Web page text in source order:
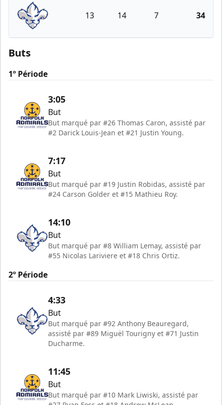
Trois-Rivières Lions
13 14 7 34
Buts
1º Période
3:05
But
But marqué par #26 Thomas Caron, assisté par
#2 Darick Louis-Jean et #21 Justin Young.
7:17
But
But marqué par #19 Justin Robidas, assisté par
#24 Carson Golder et #15 Mathieu Roy.
14:10
But
But marqué par #8 William Lemay, assisté par
#55 Nicolas Lariviere et #18 Chris Ortiz.
2º Période
4:33
But
But marqué par #92 Anthony Beauregard,
assisté par #89 Miguël Tourigny et #71 Justin
Ducharme.
11:45
But
But marqué par #10 Mark Liwiski, assisté par